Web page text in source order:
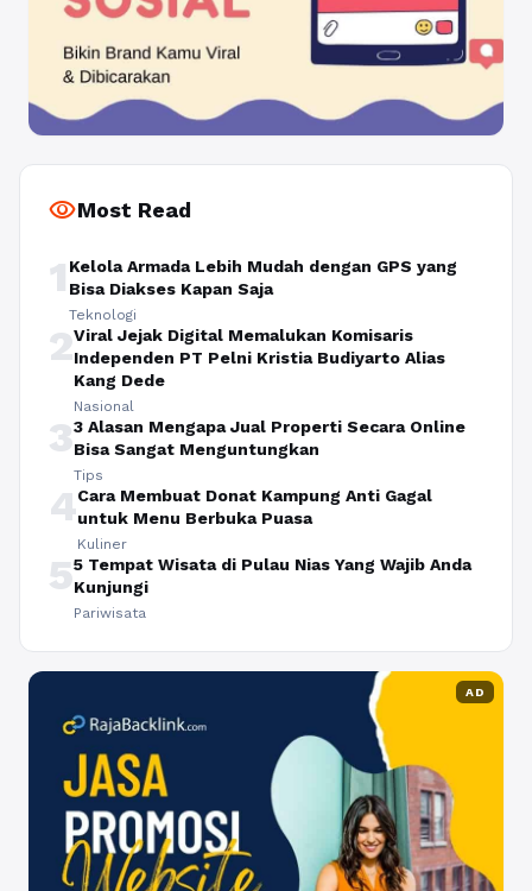
visibilityMost Read
1 Kelola Armada Lebih Mudah dengan GPS yang
Bisa Diakses Kapan Saja
Teknologi
2Viral Jejak Digital Memalukan Komisaris
Independen PT Pelni Kristia Budiyarto Alias
Kang Dede
Nasional
33 Alasan Mengapa Jual Properti Secara Online
Bisa Sangat Menguntungkan
Tips
4Cara Membuat Donat Kampung Anti Gagal
untuk Menu Berbuka Puasa
Kuliner
55 Tempat Wisata di Pulau Nias Yang Wajib Anda
Kunjungi
Pariwisata
AD